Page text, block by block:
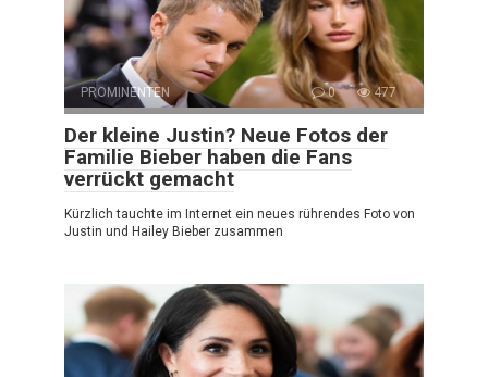
PROMINENTEN 0 477
Der kleine Justin? Neue Fotos der
Familie Bieber haben die Fans
verrückt gemacht
Kürzlich tauchte im Internet ein neues rührendes Foto von
Justin und Hailey Bieber zusammen